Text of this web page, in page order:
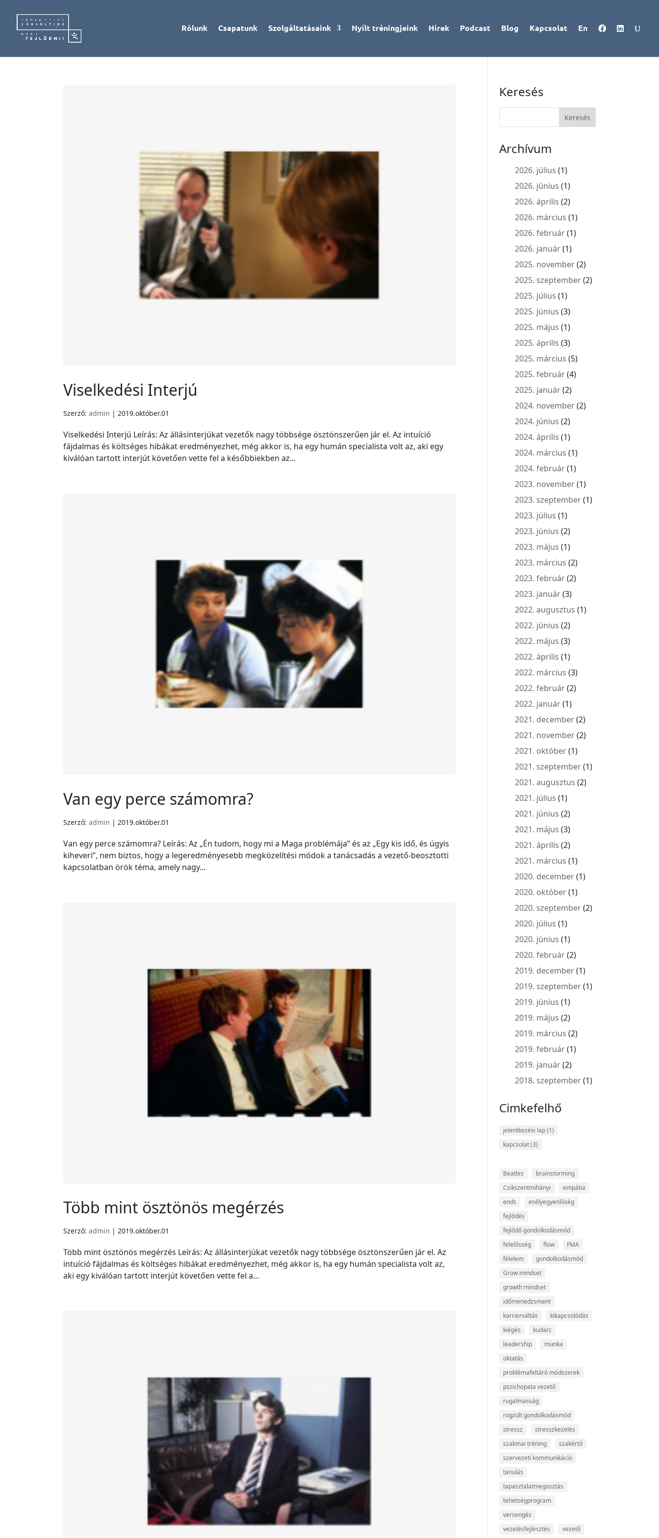
Rólunk Csapatunk Szolgáltatásaink Nyílt tréningjeink Hírek Podcast Blog Kapcsolat En
Viselkedési Interjú
Szerző: admin | 2019.október.01
Viselkedési Interjú Leírás: Az állásinterjúkat vezetők nagy többsége ösztönszerűen jár el. Az intuíció
fájdalmas és költséges hibákat eredményezhet, még akkor is, ha egy humán specialista volt az, aki egy
kiválóan tartott interjút követően vette fel a későbbiekben az...
Van egy perce számomra?
Szerző: admin | 2019.október.01
Van egy perce számomra? Leírás: Az „Én tudom, hogy mi a Maga problémája” és az „Egy kis idő, és úgyis
kiheveri”, nem biztos, hogy a legeredményesebb megközelítési módok a tanácsadás a vezető-beosztotti
kapcsolatban örök téma, amely nagy...
Több mint ösztönös megérzés
Szerző: admin | 2019.október.01
Több mint ösztönös megérzés Leírás: Az állásinterjúkat vezetők nagy többsége ösztönszerűen jár el. Az
intuíció fájdalmas és költséges hibákat eredményezhet, még akkor is, ha egy humán specialista volt az,
aki egy kiválóan tartott interjút követően vette fel a...
Keresés
Archívum
2026. július (1)
2026. június (1)
2026. április (2)
2026. március (1)
2026. február(1)
2026. január(1)
2025. november(2)
2025. szeptember(2)
2025. július (1)
2025. június (3)
2025. május (1)
2025. április (3)
2025. március (5)
2025. február(4)
2025. január(2)
2024. november(2)
2024. június (2)
2024. április (1)
2024. március (1)
2024. február(1)
2023. november(1)
2023. szeptember(1)
2023. július (1)
2023. június (2)
2023. május (1)
2023. március (2)
2023. február(2)
2023. január(3)
2022. augusztus (1)
2022. június (2)
2022. május (3)
2022. április (1)
2022. március (3)
2022. február(2)
2022. január(1)
2021. december(2)
2021. november(2)
2021. október(1)
2021. szeptember(1)
2021. augusztus (2)
2021. július (1)
2021. június (2)
2021. május (3)
2021. április (2)
2021. március (1)
2020. december(1)
2020. október(1)
2020. szeptember(2)
2020. július (1)
2020. június (1)
2020. február(2)
2019. december(1)
2019. szeptember(1)
2019. június (1)
2019. május (2)
2019. március (2)
2019. február(1)
2019. január(2)
2018. szeptember(1)
Cimkefelhő
jelentkezési lap(1)
kapcsolat(3)
Beatles
brainstorming
Csikszentmihányi
empátia
ends
esélyegyenlőség
fejlődés
fejlődő gondolkodásmód
felelősség
flow
FMA
félelem
gondolkodásmód
Grow mindset
growth mindset
időmenedzsment
karrierváltás
kikapcsolódás
kiégés
kudarc
leadership
munka
oktatás
problémafeltáró módszerek
pszichopata vezető
rugalmasság
rögzült gondolkodásmód
stressz
stresszkezelés
szakmai tréning
szakértő
szervezeti kommunikáció
tanulás
tapasztalatmegosztás
tehetségprogram
versengés
vezetésfejlesztés
vezető